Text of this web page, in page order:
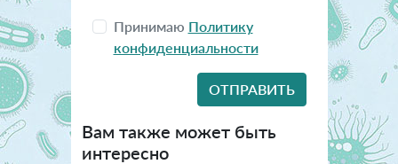
Принимаю Политику
конфиденциальности
Вам также может быть
интересно